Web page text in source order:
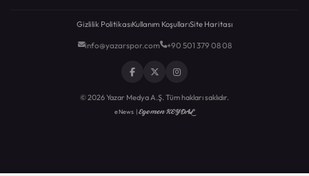
Gizlilik PolitikasıKullanım KoşullarıSite Haritası
info@yazarspor.com +90 501 379 08 08
© 2026 Yazar Medya A.Ş. Tüm hakları saklıdır.
eNews |Egemen KEYDAL